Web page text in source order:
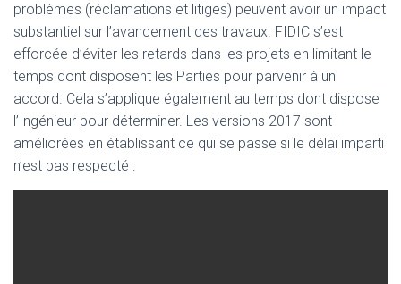
problèmes (réclamations et litiges) peuvent avoir un impact
substantiel sur l’avancement des travaux. FIDIC s’est
efforcée d’éviter les retards dans les projets en limitant le
temps dont disposent les Parties pour parvenir à un
accord. Cela s’applique également au temps dont dispose
l’Ingénieur pour déterminer. Les versions 2017 sont
améliorées en établissant ce qui se passe si le délai imparti
n’est pas respecté :